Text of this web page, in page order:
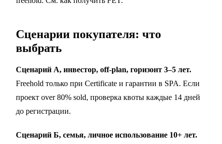
Сценарии покупателя: что
выбрать
Сценарий А, инвестор, off-plan, горизонт 3–5 лет.
Freehold только при Certificate и гарантии в SPA. Если
проект over 80% sold, проверка квоты каждые 14 дней
до регистрации.
Сценарий Б, семья, личное использование 10+ лет.